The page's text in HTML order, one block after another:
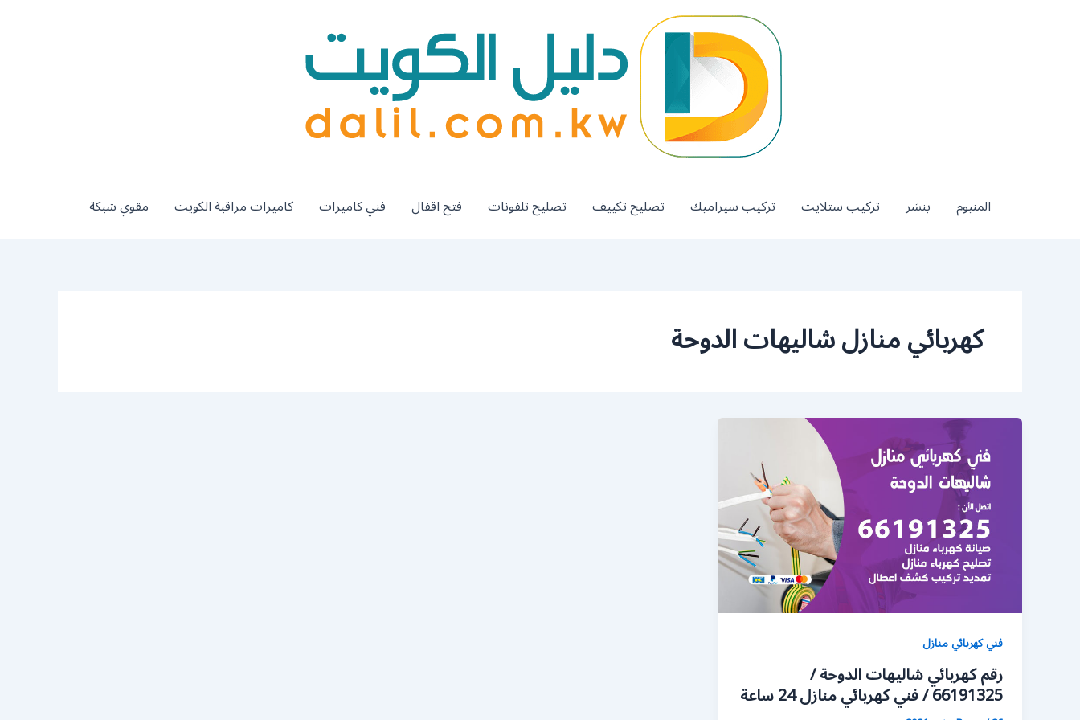
المنيوم بنشر تركيب ستلايت تركيب سيراميك تصليح تكييف تصليح تلفونات فتح اقفال فني كاميرات كاميرات مراقبة الكويت مقوي شبكة
كهربائي منازل شاليهات الدوحة
فني كهربائي منازل
رقم كهربائي شاليهات الدوحة /
66191325 / فني كهربائي منازل 24 ساعة